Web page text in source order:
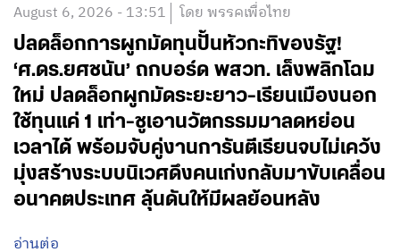
August 6, 2026 - 13:51 โดย พรรคเพื่อไทย
ปลดล็อกการผูกมัดทุนปั้นหัวกะทิของรัฐ!
‘ศ.ดร.ยศชนัน’ ถกบอร์ด พสวท. เล็งพลิกโฉม
ใหม่ ปลดล็อกผูกมัดระยะยาว-เรียนเมืองนอก
ใช้ทุนแค่ 1 เท่า-ชูเอานวัตกรรมมาลดหย่อน
เวลาได้ พร้อมจับคู่งานการันตีเรียนจบไม่เคว้ง
มุ่งสร้างระบบนิเวศดึงคนเก่งกลับมาขับเคลื่อน
อนาคตประเทศ ลุ้นดันให้มีผลย้อนหลัง
อ่านต่อ